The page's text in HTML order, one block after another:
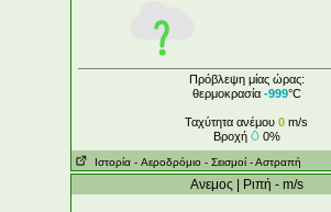
Πρόβλεψη μίας ώρας:
θερμοκρασία -999°C
Ταχύτητα ανέμου 0 m/s
Βροχή
0%
Ιστορία - Aεροδρόμιο - Σεισμοί - Αστραπή
Ανεμος | Ριπή - m/s